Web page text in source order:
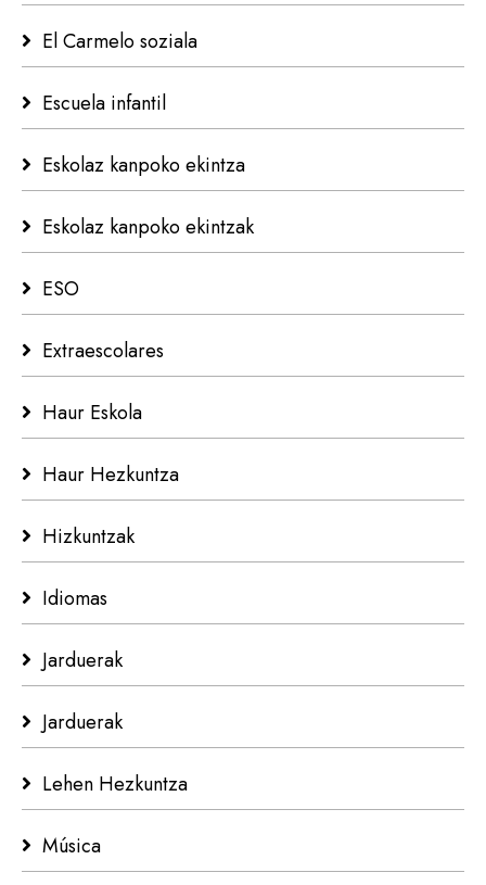
El Carmelo soziala
Escuela infantil
Eskolaz kanpoko ekintza
Eskolaz kanpoko ekintzak
ESO
Extraescolares
Haur Eskola
Haur Hezkuntza
Hizkuntzak
Idiomas
Jarduerak
Jarduerak
Lehen Hezkuntza
Música